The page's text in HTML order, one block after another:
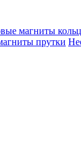
магниты
прутки